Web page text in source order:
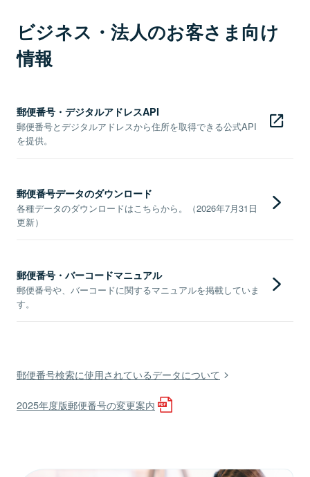
ビジネス・法人のお客さま向け
情報
郵便番号・デジタルアドレスAPI
郵便番号とデジタルアドレスから住所を取得できる公式API
を提供。
郵便番号データのダウンロード
各種データのダウンロードはこちらから。（2026年7月31日
更新）
郵便番号・バーコードマニュアル
郵便番号や、バーコードに関するマニュアルを掲載していま
す。
郵便番号検索に使用されているデータについて
2025年度版郵便番号の変更案内